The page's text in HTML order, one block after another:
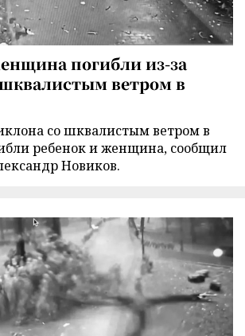
погибли из-за
ветром в
со шквалистым ветром в
ребенок и женщина, сообщил
Новиков.